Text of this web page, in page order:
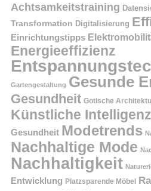
Achtsamkeitstraining
Transformation Digitalisierung
Einrichtungstipps
Energieeffizienz
Gartengestaltung Gesunde
Gesundheit Gotische
Künstliche Intelligenz
Gesundheit Modetrends
Nachhaltige Mode
Nachhaltigkeit
Entwicklung Platzsparende Möbel